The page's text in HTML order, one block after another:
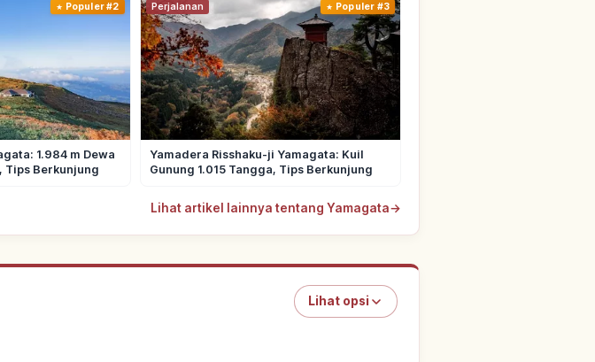
Populer #2
1.984 m Dewa
Tips Berkunjung
Perjalanan Populer #3
Yamadera Risshaku-ji Yamagata: Kuil
Gunung 1.015 Tangga, Tips Berkunjung
Lihat artikel lainnya tentang Yamagata→
Lihat opsi